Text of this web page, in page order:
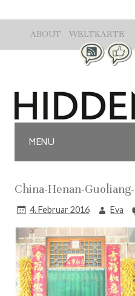
ABOUT WELTKARTE
MENU
China-Henan-
4. Februar 2016 Eva